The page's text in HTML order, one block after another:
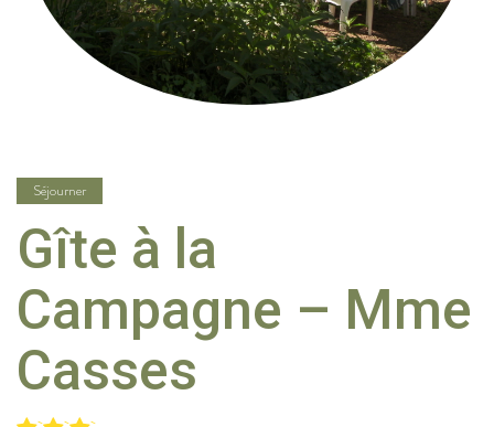
Séjourner
Gîte à la
Campagne – Mme
Casses